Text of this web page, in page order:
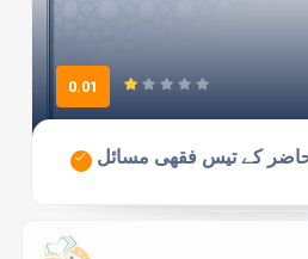
0.01
کے تیس فقھی مسائل